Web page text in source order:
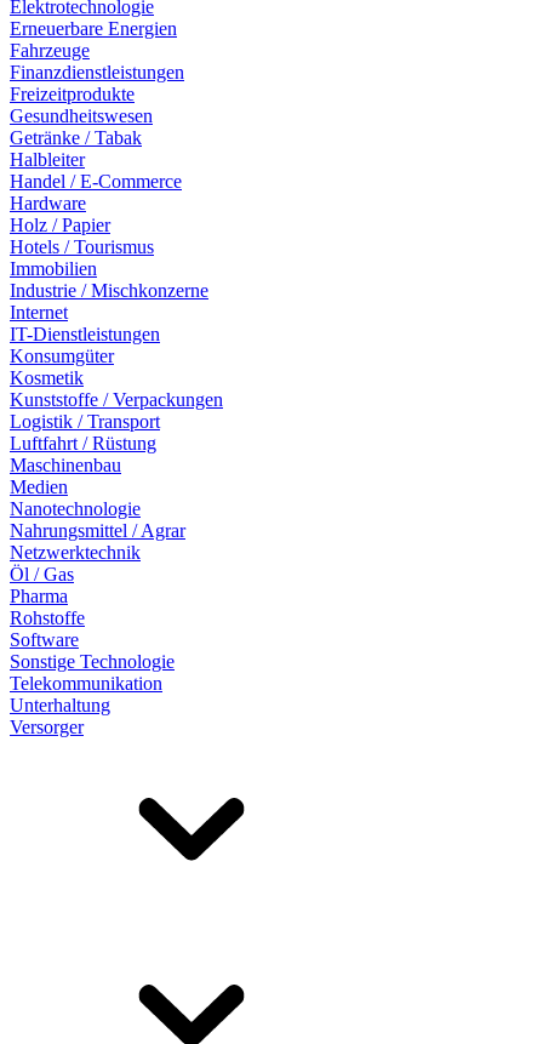
Elektrotechnologie
Erneuerbare Energien
Fahrzeuge
Finanzdienstleistungen
Freizeitprodukte
Gesundheitswesen
Getränke / Tabak
Halbleiter
Handel / E-Commerce
Hardware
Holz / Papier
Hotels / Tourismus
Immobilien
Industrie / Mischkonzerne
Internet
IT-Dienstleistungen
Konsumgüter
Kosmetik
Kunststoffe / Verpackungen
Logistik / Transport
Luftfahrt / Rüstung
Maschinenbau
Medien
Nanotechnologie
Nahrungsmittel / Agrar
Netzwerktechnik
Öl / Gas
Pharma
Rohstoffe
Software
Sonstige Technologie
Telekommunikation
Unterhaltung
Versorger